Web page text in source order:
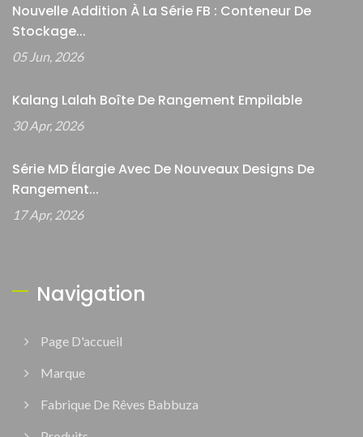
Nouvelle Addition À La Série FB : Conteneur De
Stockage...
05 Jun, 2026
Kalang Lalah Boîte De Rangement Empilable
30 Apr, 2026
Série MD Élargie Avec De Nouveaux Designs De
Rangement...
17 Apr, 2026
Navigation
Page D'accueil
Marque
Fabrique De Rêves Babbuza